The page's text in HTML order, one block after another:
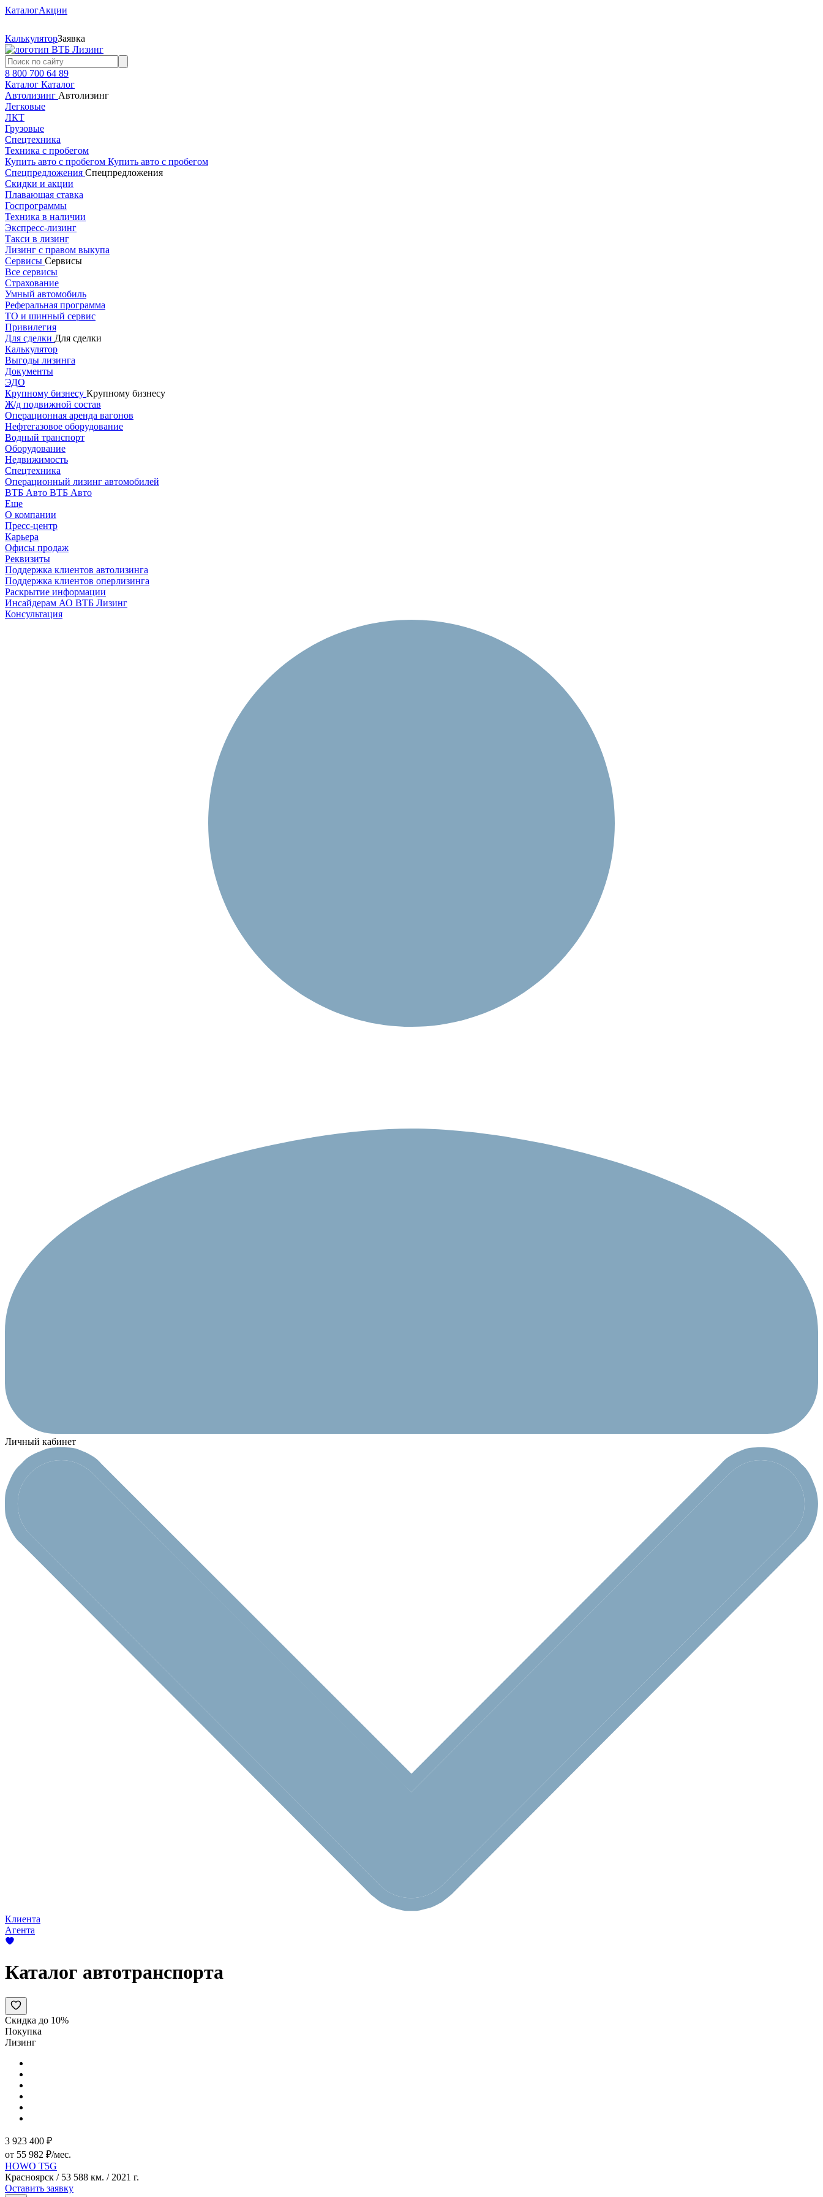
КаталогАкции
КалькуляторЗаявка
8 800 700 64 89
Каталог Каталог
Автолизинг Автолизинг
Легковые
ЛКТ
Грузовые
Спецтехника
Техника с пробегом
Купить авто с пробегом Купить авто с пробегом
Спецпредложения Спецпредложения
Скидки и акции
Плавающая ставка
Госпрограммы
Техника в наличии
Экспресс-лизинг
Такси в лизинг
Лизинг с правом выкупа
Сервисы Сервисы
Все сервисы
Страхование
Умный автомобиль
Реферальная программа
ТО и шинный сервис
Привилегия
Для сделки Для сделки
Калькулятор
Выгоды лизинга
Документы
ЭДО
Крупному бизнесу Крупному бизнесу
Ж/д подвижной состав
Операционная аренда вагонов
Нефтегазовое оборудование
Водный транспорт
Оборудование
Недвижимость
Спецтехника
Операционный лизинг автомобилей
ВТБ Авто ВТБ Авто
Еще
О компании
Пресс-центр
Карьера
Офисы продаж
Реквизиты
Поддержка клиентов автолизинга
Поддержка клиентов оперлизинга
Раскрытие информации
Инсайдерам АО ВТБ Лизинг
Консультация
Личный кабинет
Клиента
Агента
Каталог автотранспорта
Скидка до 10%
Покупка
Лизинг
3 923 400 ₽
от 55 982 ₽/мес.
HOWO T5G
Красноярск / 53 588 км. / 2021 г.
Оставить заявку